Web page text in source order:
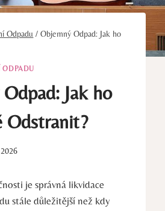
Odpadu / Objemný Odpad: Jak ho
ODPADU
Jak ho
Odstranit?
je správná likvidace
stále důležitější než kdy